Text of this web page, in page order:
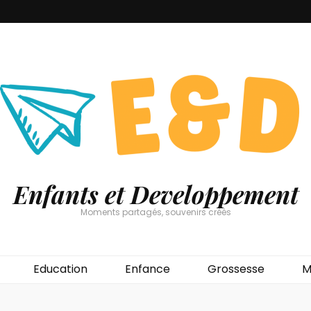
Enfants et Developpement
Moments partagés, souvenirs créés
Education Enfance Grossesse